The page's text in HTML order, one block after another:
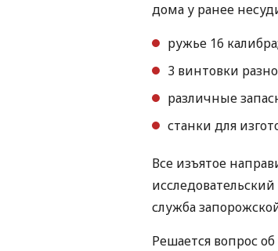
дома у ранее
ружье 16 калибра;
3 винтовки
различные
станки для
Все изъятое
служба
Решается вопрос